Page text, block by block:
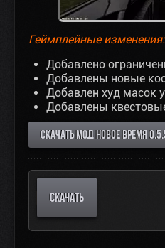
Геймплейные изменения:
Добавлено
Добавлены новые
Добавлен худ масок
Добавлены
СКАЧАТЬ МОД НОВОЕ ВРЕМЯ
СКАЧАТЬ